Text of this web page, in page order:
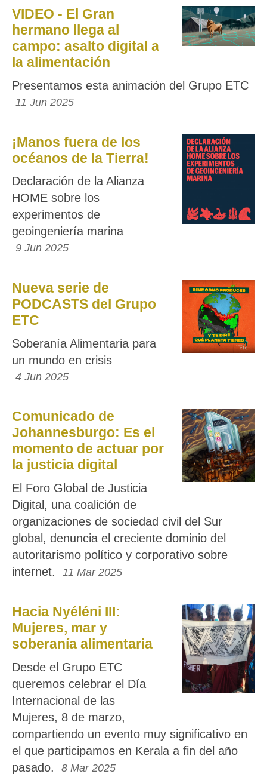
VIDEO - El Gran
hermano llega al
campo: asalto digital a
la alimentación
Presentamos esta animación del Grupo ETC
11 Jun 2025
¡Manos fuera de los
océanos de la Tierra!
Declaración de la Alianza
HOME sobre los
experimentos de
geoingeniería marina
9 Jun 2025
Nueva serie de
PODCASTS del Grupo
ETC
Soberanía Alimentaria para
un mundo en crisis
4 Jun 2025
Comunicado de
Johannesburgo: Es el
momento de actuar por
la justicia digital
El Foro Global de Justicia
Digital, una coalición de
organizaciones de sociedad civil del Sur
global, denuncia el creciente dominio del
autoritarismo político y corporativo sobre
internet.
11 Mar 2025
Hacia Nyéléni III:
Mujeres, mar y
soberanía alimentaria
Desde el Grupo ETC
queremos celebrar el Día
Internacional de las
Mujeres, 8 de marzo,
compartiendo un evento muy significativo en
el que participamos en Kerala a fin del año
pasado.
8 Mar 2025